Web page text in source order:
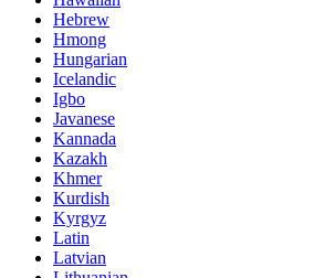
Hebrew
Hmong
Hungarian
Icelandic
Igbo
Javanese
Kannada
Kazakh
Khmer
Kurdish
Kyrgyz
Latin
Latvian